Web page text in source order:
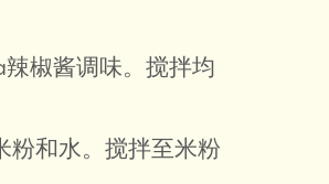
椒酱调味。搅拌均
粉和水。搅拌至米粉